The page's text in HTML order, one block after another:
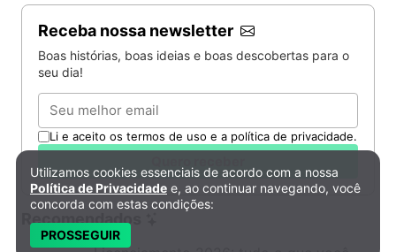
Receba nossa newsletter
Boas histórias, boas ideias e boas descobertas para o
seu dia!
Email
Li e aceito os termos de uso e a política de privacidade.
Recomendados
Política de Privacidade e Cookies
Utilizamos cookies essenciais de acordo com a nossa
Política de Privacidade e, ao continuar navegando, você
concorda com estas condições:
PROSSEGUIR